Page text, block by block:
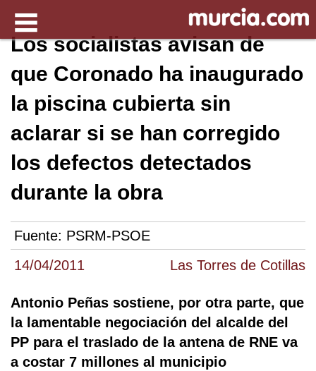
14/04/2011 Las Torres de Cotillas
Los socialistas avisan de
que Coronado ha inaugurado
la piscina cubierta sin
aclarar si se han corregido
los defectos detectados
durante la obra
Fuente: PSRM-PSOE
Antonio Peñas sostiene, por otra parte, que
la lamentable negociación del alcalde del
PP para el traslado de la antena de RNE va
a costar 7 millones al municipio